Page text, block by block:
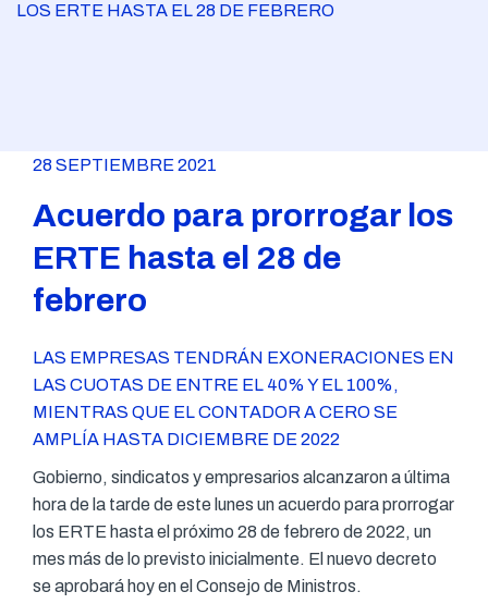
LOS ERTE HASTA EL 28 DE FEBRERO
28 SEPTIEMBRE 2021
Acuerdo para prorrogar los
ERTE hasta el 28 de
febrero
LAS EMPRESAS TENDRÁN EXONERACIONES EN
LAS CUOTAS DE ENTRE EL 40% Y EL 100%,
MIENTRAS QUE EL CONTADOR A CERO SE
AMPLÍA HASTA DICIEMBRE DE 2022
Gobierno, sindicatos y empresarios alcanzaron a última
hora de la tarde de este lunes un acuerdo para prorrogar
los ERTE hasta el próximo 28 de febrero de 2022, un
mes más de lo previsto inicialmente. El nuevo decreto
se aprobará hoy en el Consejo de Ministros.